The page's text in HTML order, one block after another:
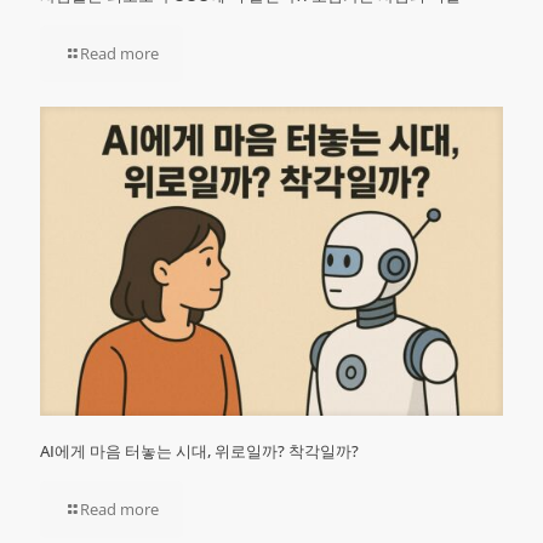
Read more
AI에게 마음 터놓는 시대, 위로일까? 착각일까?
Read more